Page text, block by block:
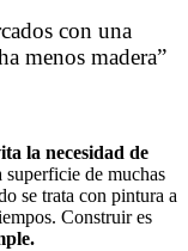
con una
menos madera”
la necesidad de
de muchas
se trata con pintura a
Construir es